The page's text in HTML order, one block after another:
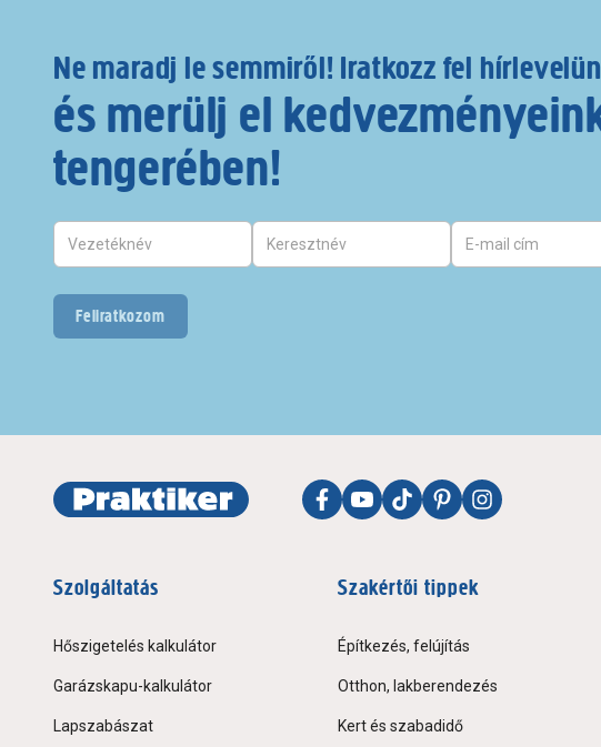
Ne maradj le semmiről! Iratkozz fel
és merülj el
tengerében!
Feliratkozom
Szolgáltatás
Hőszigetelés kalkulátor
Garázskapu-kalkulátor
Lapszabászat
Szakértői tippek
Építkezés, felújítás
Otthon, lakberendezés
Kert és szabadidő